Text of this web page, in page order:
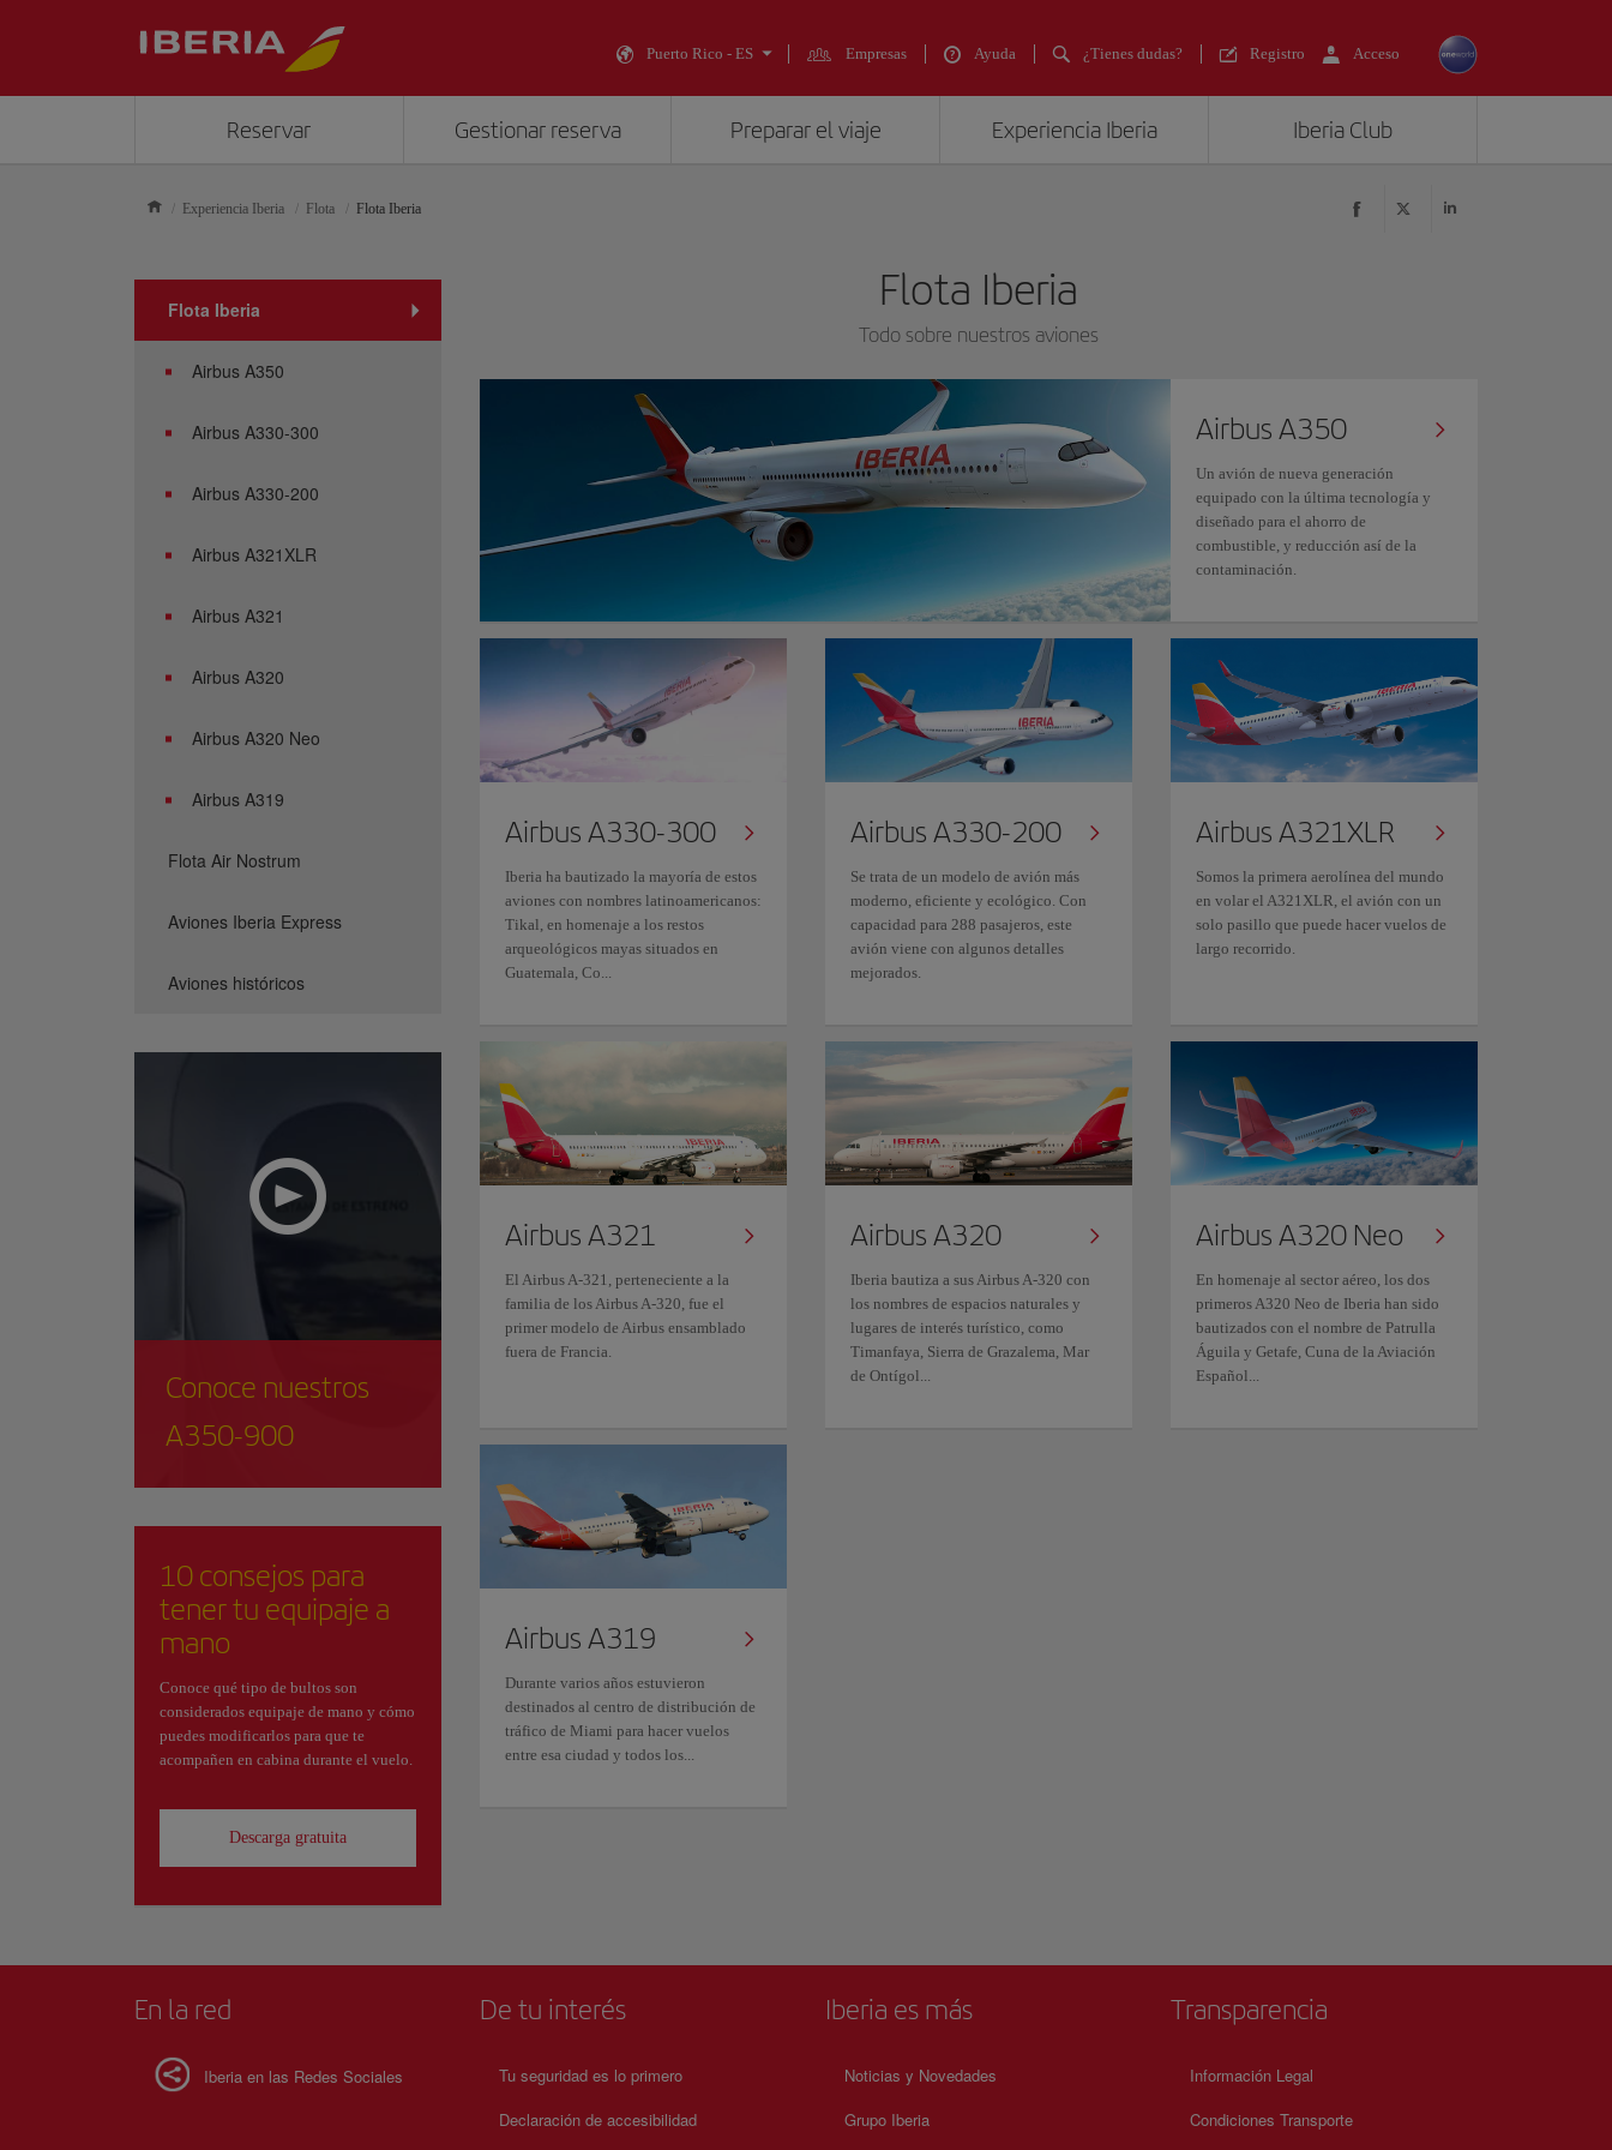
Puerto Rico - ES Empresas Ayuda ¿Tienes dudas? Registro Acceso
Reservar Gestionar reserva Preparar el viaje Experiencia Iberia Iberia Club
Experiencia Iberia Flota Flota Iberia
Flota Iberia
Todo sobre nuestros aviones
Airbus A350
Un avión de nueva generación
equipado con la última tecnología y
diseñado para el ahorro de
combustible, y reducción así de la
contaminación.
Airbus A330-300
Iberia ha bautizado la mayoría de estos
aviones con nombres latinoamericanos:
Tikal, en homenaje a los restos
arqueológicos mayas situados en
Guatemala, Co...
Airbus A330-200
Se trata de un modelo de avión más
moderno, eficiente y ecológico. Con
capacidad para 288 pasajeros, este
avión viene con algunos detalles
mejorados.
Airbus A321XLR
Somos la primera aerolínea del mundo
en volar el A321XLR, el avión con un
solo pasillo que puede hacer vuelos de
largo recorrido.
Airbus A321
El Airbus A-321, perteneciente a la
familia de los Airbus A-320, fue el
primer modelo de Airbus ensamblado
fuera de Francia.
Airbus A320
Iberia bautiza a sus Airbus A-320 con
los nombres de espacios naturales y
lugares de interés turístico, como
Timanfaya, Sierra de Grazalema, Mar
de Ontígol...
Airbus A320 Neo
En homenaje al sector aéreo, los dos
primeros A320 Neo de Iberia han sido
bautizados con el nombre de Patrulla
Águila y Getafe, Cuna de la Aviación
Español...
Airbus A319
Durante varios años estuvieron
destinados al centro de distribución de
tráfico de Miami para hacer vuelos
entre esa ciudad y todos los...
Flota Iberia
Airbus A350
Airbus A330-300
Airbus A330-200
Airbus A321XLR
Airbus A321
Airbus A320
Airbus A320 Neo
Airbus A319
Flota Air Nostrum
Aviones Iberia Express
Aviones históricos
Conoce nuestros
A350-900
10 consejos para
tener tu equipaje a
mano
Conoce qué tipo de bultos son
considerados equipaje de mano y cómo
puedes modificarlos para que te
acompañen en cabina durante el vuelo.
Descarga gratuita
En la red
Iberia en las Redes Sociales
De tu interés
Tu seguridad es lo primero
Declaración de accesibilidad
Iberia es más
Noticias y Novedades
Grupo Iberia
Transparencia
Información Legal
Condiciones Transporte